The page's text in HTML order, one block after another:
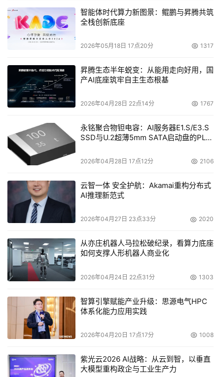
智能体时代算力新图景：鲲鹏与昇腾共筑
全栈创新底座
2026年05月18日 17点20分 1317
昇腾生态半年蜕变：从能用走向好用，国
产AI底座筑牢自主生态根基
2026年04月28日 22点14分 1767
永铭聚合物钽电容：AI服务器E1.S/E3.S
SSD与U.2超薄5mm SATA启动盘的PLP
2026年04月28日 17点12分 2106
云智一体 安全护航：Akamai重构分布式
AI推理新范式
2026年04月27日 23点33分 2020
从亦庄机器人马拉松破纪录，看算力底座
如何支撑人形机器人商业化
2026年04月24日 22点31分 1303
智算引擎赋能产业升级：思源电气HPC
体系化能力应用实践
2026年04月20日 17点17分 1008
紫光云2026 AI战略：从云到智，以垂直
大模型重构政企与工业生产力